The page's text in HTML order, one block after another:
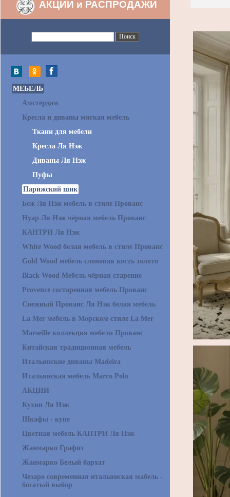
АКЦИИ и РАСПРОДАЖИ
МЕБЕЛЬ
Амстердам
Кресла и диваны мягкая мебель
Ткани для мебели
Кресла Ля Нэж
Диваны Ля Нэж
Пуфы
Парижский шик
Беж Ля Нэж мебель в стиле Прованс
Нуар Ля Нэж чёрная мебель Прованс
КАНТРИ Ля Нэж
White Wood белая мебель в стиле Прованс
Gold Wood мебель слоновая кость золото
Black Wood Мебель чёрная старение
Provence состаренная мебель Прованс
Снежный Прованс Ля Нэж белая мебель
La Mer мебель в Морском стиле La Mer
Marseille коллекция мебели Прованс
Китайская традиционная мебель
Итальянские диваны Madeira
Итальянская мебель Marco Polo
АКЦИИ
Кухни Ля Нэж
Шкафы - купе
Цветная мебель КАНТРИ Ля Нэж
Жанмарко Графит
Жанмарко Белый бархат
Чезаро современная итальянская мабель -
богатый выбор